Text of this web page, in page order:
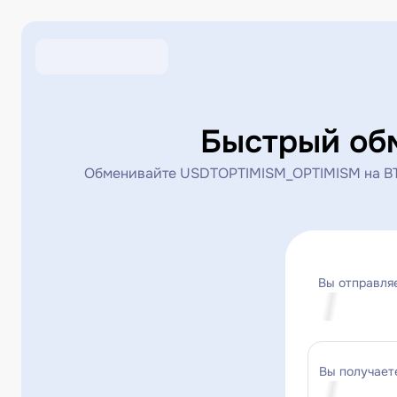
Быстрый
Обменивайте USDTOPTIMISM_OPTIMISM
Вы
Вы